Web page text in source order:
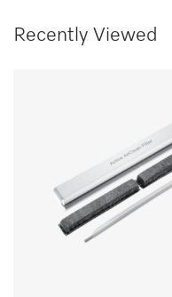
Recently Viewed